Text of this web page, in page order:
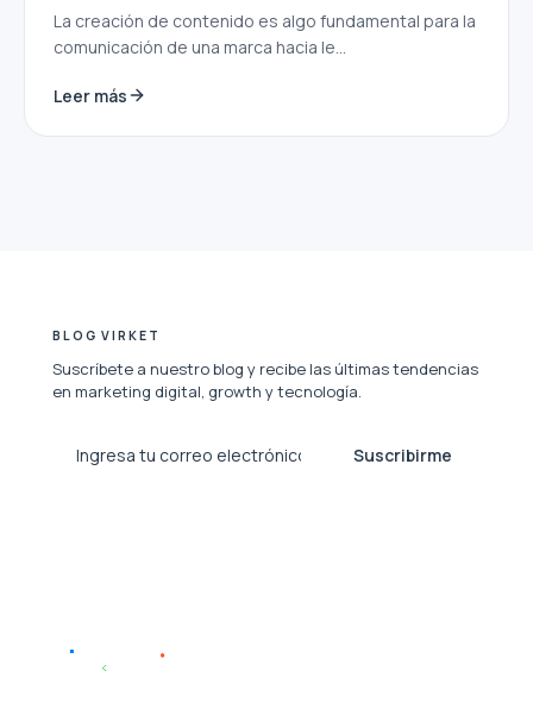
La creación de contenido es algo fundamental para la
comunicación de una marca hacia le...
Leer más
BLOG VIRKET
Suscríbete a nuestro blog y recibe las últimas tendencias
en marketing digital, growth y tecnología.
Suscribirme